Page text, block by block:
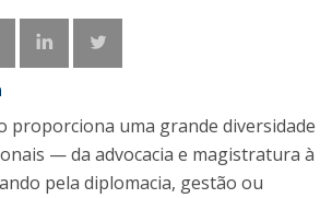
proporciona uma grande diversidade
— da advocacia e magistratura à
pela diplomacia, gestão ou